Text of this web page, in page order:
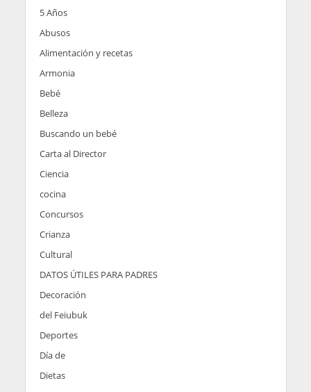
5 Años
Abusos
Alimentación y recetas
Armonia
Bebé
Belleza
Buscando un bebé
Carta al Director
Ciencia
cocina
Concursos
Crianza
Cultural
DATOS ÚTILES PARA PADRES
Decoración
del Feiubuk
Deportes
Día de
Dietas